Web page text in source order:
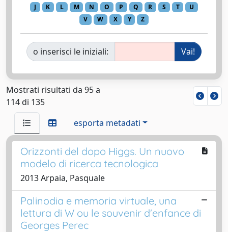
J
K L M N O P Q R S T
U
V
W X Y Z
o inserisci le iniziali:
Mostrati risultati da 95 a
114 di 135
esporta metadati
Orizzonti del dopo Higgs. Un nuovo
modelo di ricerca tecnologica
2013 Arpaia, Pasquale
Palinodia e memoria virtuale, una
lettura di W ou le souvenir dʼenfance di
Georges Perec